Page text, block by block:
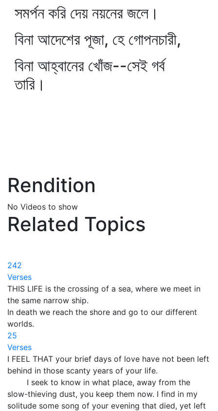
সমর্পন করি দেয় নয়নের জলে।
বিনা আদেশের পূজা, হে গোপনচারী,
বিনা আহ্বানের খোঁজ--সেই গর্ব
তারি।
Rendition
No Videos to show
Related Topics
242
Verses
THIS LIFE is the crossing of a sea, where we meet in
the same narrow ship.
In death we reach the shore and go to our different
worlds.
25
Verses
I FEEL THAT your brief days of love have not been left
behind in those scanty years of your life.
I seek to know in what place, away from the
slow-thieving dust, you keep them now. I find in my
solitude some song of your evening that died, yet left